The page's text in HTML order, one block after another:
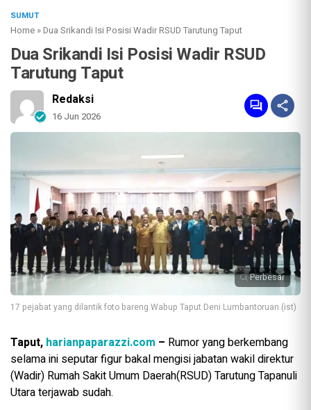
SUMUT
Home »Dua Srikandi Isi Posisi Wadir RSUD Tarutung Taput
Dua Srikandi Isi Posisi Wadir RSUD
Tarutung Taput
Redaksi
16 Jun 2026
Perbesar
17 pejabat yang dilantik foto bareng Wabup Taput Deni Lumbantoruan.(ist)
Taput, harianpaparazzi.com – Rumor yang berkembang
selama ini seputar figur bakal mengisi jabatan wakil direktur
(Wadir) Rumah Sakit Umum Daerah(RSUD) Tarutung Tapanuli
Utara terjawab sudah.